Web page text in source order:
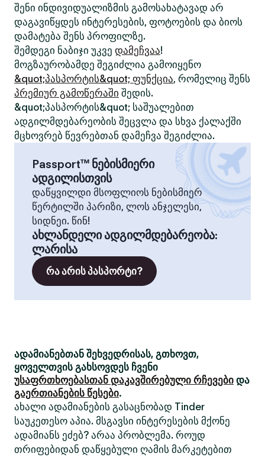
შენი ინდივიდუალიზმის გამოსახატავად არ
დაგავიწყდეს ინტერესების, ფოტოების და ბიოს
დამატება შენს პროფილზე.
შემდეგი ნაბიჯი უკვე დამეჩვაა!
მოგზაურობამდე შეგიძლია გამოიყენო
&quot;პასპორტის&quot; ფუნქცია, რომელიც შენს
პრემიურ გამოწერაში შედის.
&quot;პასპორტის&quot; საშუალებით
ადგილმდებარეობის შეცვლა და სხვა ქალაქში
მცხოვრებ წევრებთან დამეჩვა შეგიძლია.
Passport™ ნებისმიერი
ადგილისთვის
დაწყვილდი მსოფლიოს ნებისმიერ
წერტილში პარიზი, ლოს ანჯელესი,
სიდნეი. წინ!
ახლანდელი ადგილმდებარეობა:
ლარისა
რა არის პასპორტი?
ადამიანებთან შეხვედრისას, გთხოვთ,
ყოველთვის გახსოვდეს ჩვენი
უსაფრთხოებასთან დაკავშირებული რჩევები და
გაერთიანების წესები.
ახალი ადამიანების გასაცნობად Tinder
საუკეთესო აპია. მსგავსი ინტერესების მქონე
ადამიანს ეძებ? არაა პრობლემა. როუდ
თრიფებიდან დაწყებული ღამის მარკეტებით